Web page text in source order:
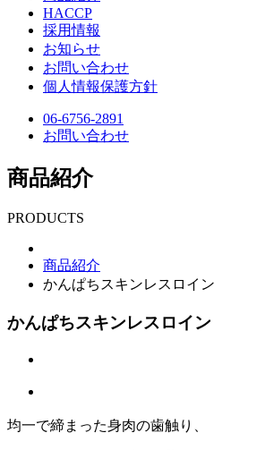
HACCP
採用情報
お知らせ
お問い合わせ
個人情報保護方針
06-6756-2891
お問い合わせ
商品紹介
PRODUCTS
商品紹介
かんぱちスキンレスロイン
かんぱちスキンレスロイン
均一で締まった身肉の歯触り、